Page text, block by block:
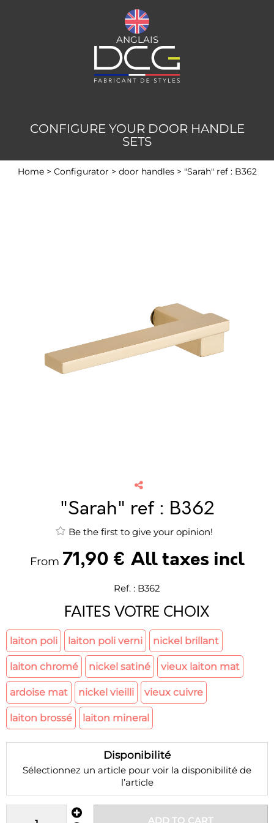
CONFIGURE YOUR DOOR HANDLE
SETS
ANGLAIS
Home > Configurator > door handles > "Sarah" ref : B362
"Sarah" ref : B362
Be the first to give your opinion!
From 71,90 € All taxes incl
Ref. : B362
FAITES VOTRE CHOIX
laiton poli laiton poli verni nickel brillant
laiton chromé nickel satiné vieux laiton mat
ardoise mat nickel vieilli vieux cuivre
laiton brossé laiton mineral
Disponibilité
Sélectionnez un article pour voir la disponibilité de
l’article
ADD TO CART